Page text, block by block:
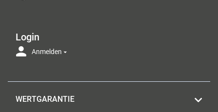
Login
Anmelden
WERTGARANTIE